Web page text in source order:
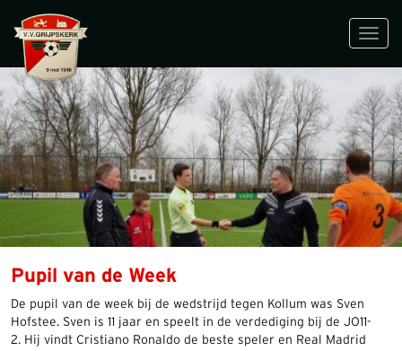
Pupil van de Week
De pupil van de week bij de wedstrijd tegen Kollum was Sven
Hofstee. Sven is 11 jaar en speelt in de verdediging bij de JO11-
2. Hij vindt Cristiano Ronaldo de beste speler en Real Madrid